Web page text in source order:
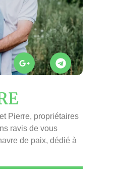
Pierre, propriétaires
ravis de vous
de paix, dédié à